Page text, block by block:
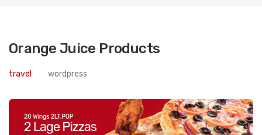
Orange Juice Products
travel wordpress